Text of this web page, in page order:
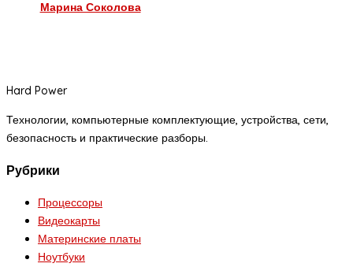
Марина Соколова
Hard Power
Технологии, компьютерные комплектующие, устройства, сети,
безопасность и практические разборы.
Рубрики
Процессоры
Видеокарты
Материнские платы
Ноутбуки